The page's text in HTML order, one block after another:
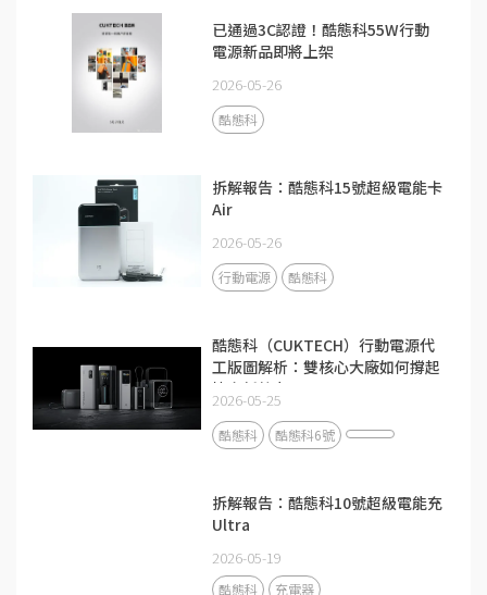
已通過3C認證！酷態科55W行動
電源新品即將上架
2026-05-26
酷態科
拆解報告：酷態科15號超級電能卡
Air
2026-05-26
行動電源 酷態科
酷態科（CUKTECH）行動電源代
工版圖解析：雙核心大廠如何撐起
快充新勢力？
2026-05-25
酷態科 酷態科6號
拆解報告：酷態科10號超級電能充
Ultra
2026-05-19
酷態科
充電器